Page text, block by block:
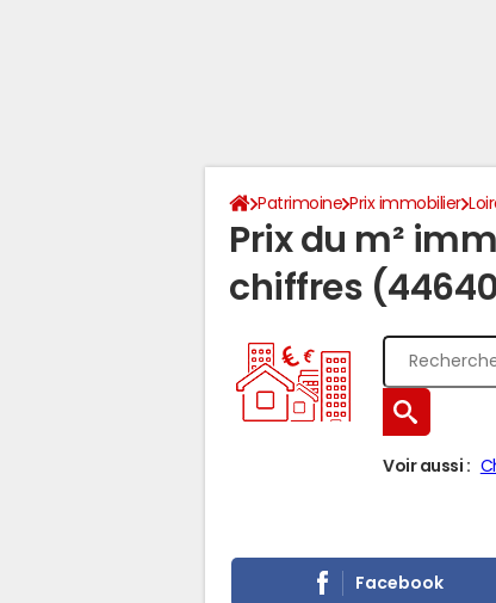
Patrimoine Prix immobilier
Prix du m²
chiffres
Voir aussi :
Facebook